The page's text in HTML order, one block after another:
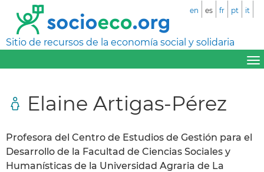
Sitio de recursos de la economía social y solidaria
en es fr pt it
Elaine Artigas-Pérez
Profesora del Centro de Estudios de Gestión para el
Desarrollo de la Facultad de Ciencias Sociales y
Humanísticas de la Universidad Agraria de La